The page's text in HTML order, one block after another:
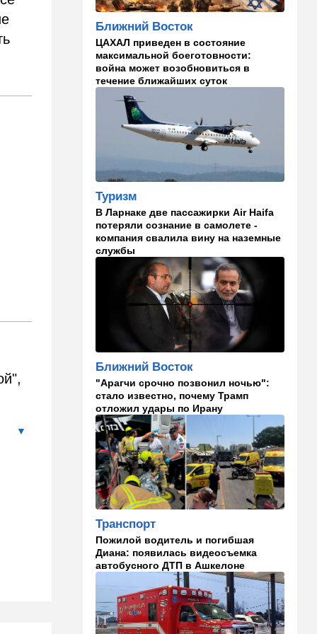
погибшие
Дружить против Израиля:
Иран просится в мекканский
союз
В мире
CNN: генерал Кейн ищет
способ выйти из войны с
00:32 Израиль
Погода в Израиле на
23:57 Мнения
Страсть к творчеству
В мире
"Нью-Йорк таймс"
опубликовал новый поклеп
на Израиль, рассердив
генконсула
22:52 В мире
И грянул Грэм: Сенат США
одобрил ужесточение
санкций против России и
Ирана
22:33 Транспорт
Почему Израиль до сих пор
не решил проблему пробок,
несмотря на вложенные
миллиарды
21:56 Ближний Восток
Вывести войска: ливанцы
уповают на будущие
израильские выборы
21:45 Мнения
И еще про Иран…
Ближний Восток
ЦАХАЛ приведен в состояние
максимальной боеготовности:
война может возобновиться в
течение ближайших суток
Туризм
В Ларнаке две пассажирки Air Haifa
потеряли сознание в самолете -
компания свалила вину на наземные
службы
Ближний Восток
"Арагчи срочно позвонил ночью":
стало известно, почему Трамп
отложил удары по Ирану
Транспорт
Пожилой водитель и погибшая
Диана: появилась видеосъемка
автобусного ДТП в Ашкелоне